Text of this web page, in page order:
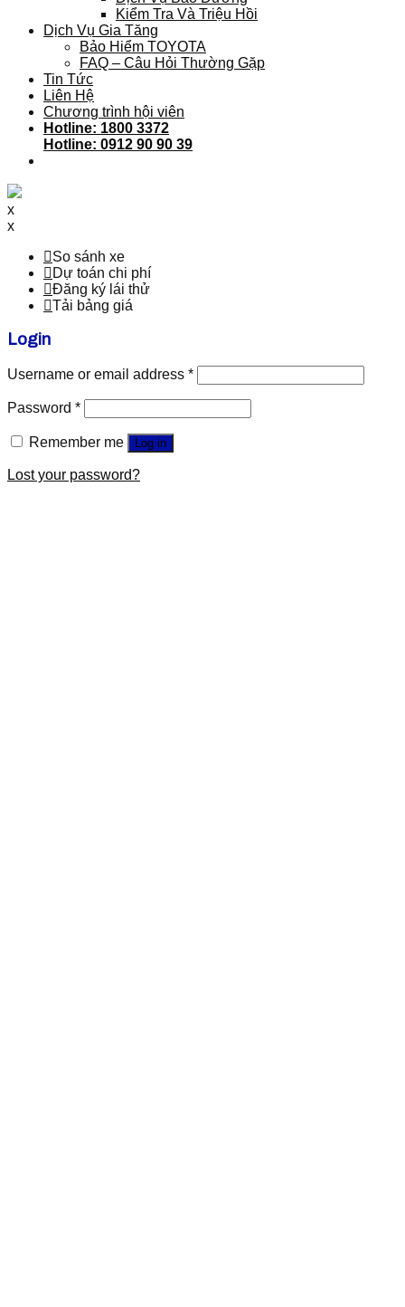
Kiểm Tra Và Triệu Hồi
Dịch Vụ Gia Tăng
Bảo Hiểm TOYOTA
FAQ – Câu Hỏi Thường Gặp
Tin Tức
Liên Hệ
Chương trình hội viên
Hotline: 1800 3372
Hotline: 0912 90 90 39
x
x
So sánh xe
Dự toán chi phí
Đăng ký lái thử
Tải bảng giá
Login
Username or email address *
Password *
Remember me Log in
Lost your password?